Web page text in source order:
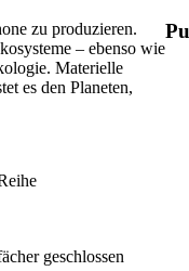
zu produzieren.
– ebenso wie
Materielle
es den Planeten,
geschlossen